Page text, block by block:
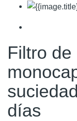
Filtro
días